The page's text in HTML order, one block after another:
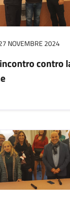
NOVEMBRE 2024
contro